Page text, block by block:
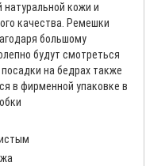
натуральной кожи и
качества. Ремешки
большому
будут смотреться
на бедрах также
в фирменной упаковке в